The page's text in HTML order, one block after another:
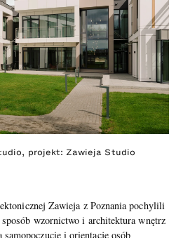
projekt: Zawieja Studio
Zawieja z Poznania pochylili
wzornictwo i architektura wnętrz
samopoczucie i orientację osób